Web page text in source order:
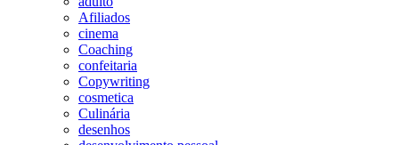
Afiliados
cinema
Coaching
confeitaria
Copywriting
cosmetica
Culinária
desenhos